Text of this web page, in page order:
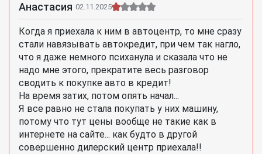
Анастасия 02.11.2025
Когда я приехала к ним в автоцентр, то мне сразу
стали навязывать автокредит, при чем так нагло,
что я даже немного психанула и сказала что не
надо мне этого, прекратите весь разговор
сводить к покупке авто в кредит!
На время затих, потом опять начал...
Я все равно не стала покупать у них машину,
потому что тут цены вообще не такие как в
интернете на сайте... как будто в другой
совершенно дилерский центр приехала!!